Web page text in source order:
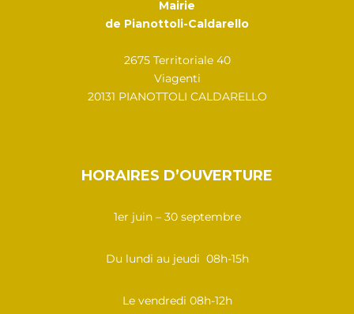
Mairie
de Pianottoli-Caldarello
2675 Territoriale 40
Viagenti
20131 PIANOTTOLI CALDARELLO
HORAIRES D’OUVERTURE
1er juin – 30 septembre
Du lundi au jeudi 08h-15h
Le vendredi 08h-12h